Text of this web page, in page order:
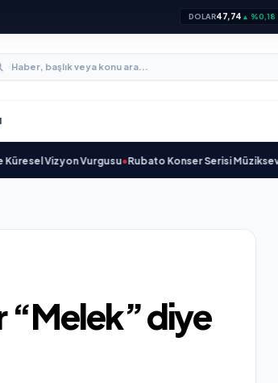
DOLAR47,74 ▲ %0,18
Vizyon Vurgusu•Rubato Konser Serisi Müzikseverlerle
“Melek” diye